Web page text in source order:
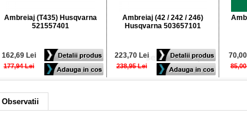
Ambreiaj (T435) Husqvarna
521557401
162,69 Lei
177,94 Lei
Ambreiaj (42 / 242 / 246)
Husqvarna 503657101
223,70 Lei
238,95 Lei
Observatii